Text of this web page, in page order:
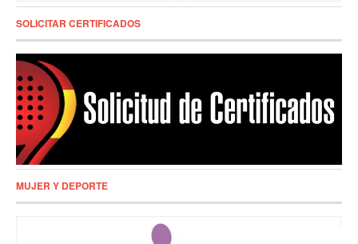
SOLICITAR CERTIFICADOS
MUJER Y DEPORTE